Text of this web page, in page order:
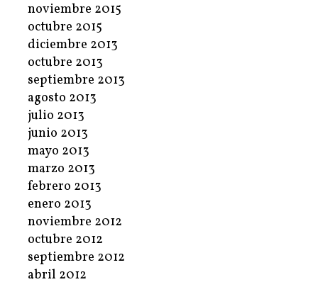
noviembre 2015
octubre 2015
diciembre 2013
octubre 2013
septiembre 2013
agosto 2013
julio 2013
junio 2013
mayo 2013
marzo 2013
febrero 2013
enero 2013
noviembre 2012
octubre 2012
septiembre 2012
abril 2012